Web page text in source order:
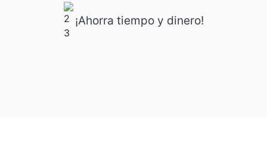
¡Ahorra tiempo y dinero!